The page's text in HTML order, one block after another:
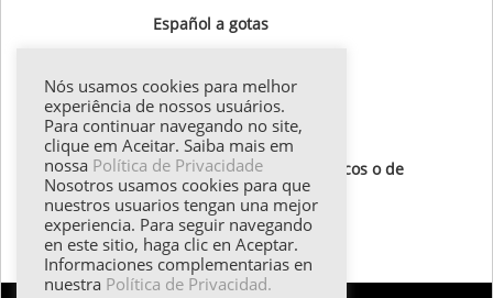
Español a gotas‏
Gotas Gramaticales
Lugares para visitar
Textos de autores hispánicos o de
destaque
Todos los textos
Nós usamos cookies para melhor
experiência de nossos usuários.
Para continuar navegando no site,
clique em Aceitar. Saiba mais em
nossa Política de Privacidade
Nosotros usamos cookies para que
nuestros usuarios tengan una mejor
experiencia. Para seguir navegando
en este sitio, haga clic en Aceptar.
Informaciones complementarias en
nuestra Política de Privacidad.